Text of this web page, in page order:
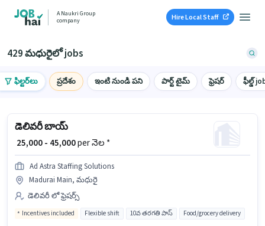
A Naukri Group
company
Hire Local Staff
429 మధురైలో jobs
ఫిల్టర్‌లు ప్రదేశం ఇంటి నుండి పని పార్ట్ టైమ్ ఫ్రెషర్ ఫీల్డ్
డెలివరీ బాయ్
₹ 25,000 - 45,000per నెల *
Ad Astra Staffing Solutions
Madurai Main, మధురై
డెలివరీ లో ఫ్రెషర్స్
Incentives included Flexible shift 10వ తరగతి పాస్ Food/grocery delivery